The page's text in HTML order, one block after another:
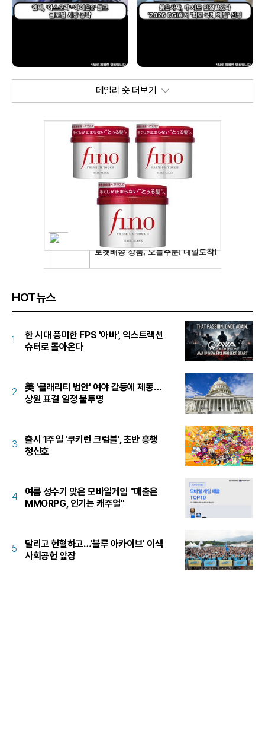
데일리 숏 더보기
HOT뉴스
1
한 시대 풍미한 FPS '아바', 익스트랙션
슈터로 돌아온다
2
美 '클래리티 법안' 여야 갈등에 제동…
상원 표결 일정 불투명
3
출시 1주일 '쿠키런 크럼블', 초반 흥행
청신호
4
여름 성수기 맞은 모바일게임 "매출은
MMORPG, 인기는 캐주얼"
5
달리고 헌혈하고…'블루 아카이브' 이색
사회공헌 앞장